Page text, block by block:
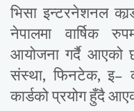
भिसा इन्टरनेशनल
नेपालमा वार्षिक
आयोजना गर्दै आएको
संस्था, फिनटेक, इ–
कार्डको प्रयोग हुँदै